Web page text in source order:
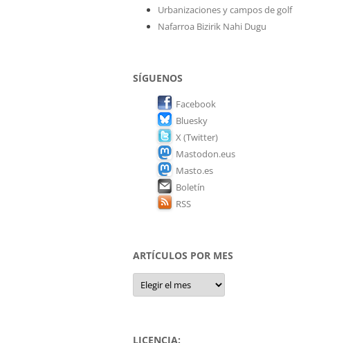
Urbanizaciones y campos de golf
Nafarroa Bizirik Nahi Dugu
SÍGUENOS
Facebook
Bluesky
X (Twitter)
Mastodon.eus
Masto.es
Boletín
RSS
ARTÍCULOS POR MES
Artículos
por
mes
LICENCIA: